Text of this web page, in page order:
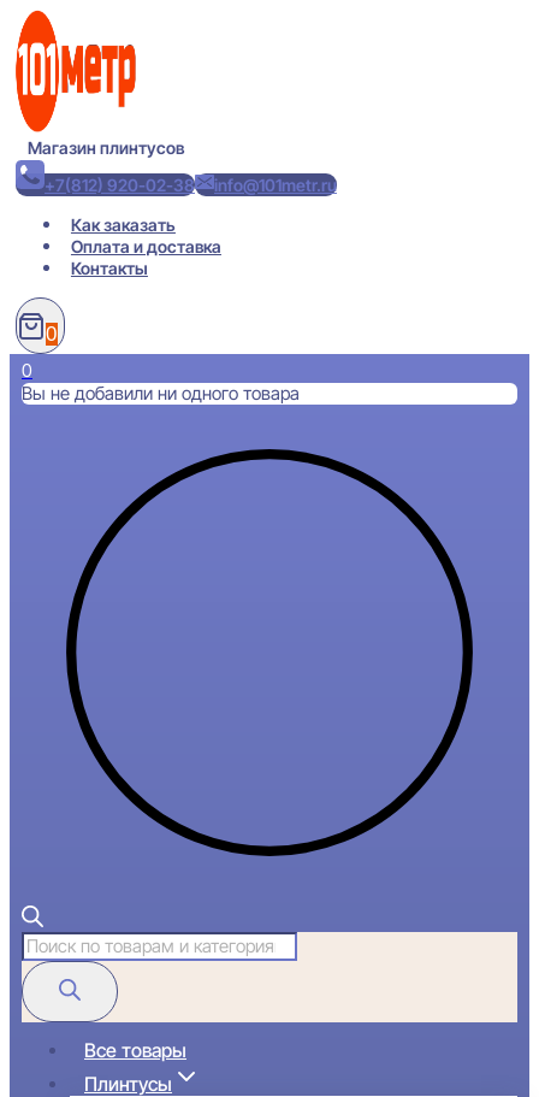
Перейти
содержимому
Магазин плинтусов
+7(812) 920-02-38
info@101metr.ru
Как заказать
Оплата и доставка
Контакты
0
0
Вы не добавили ни одного товара
Поиск
товаров
Все товары
Плинтусы